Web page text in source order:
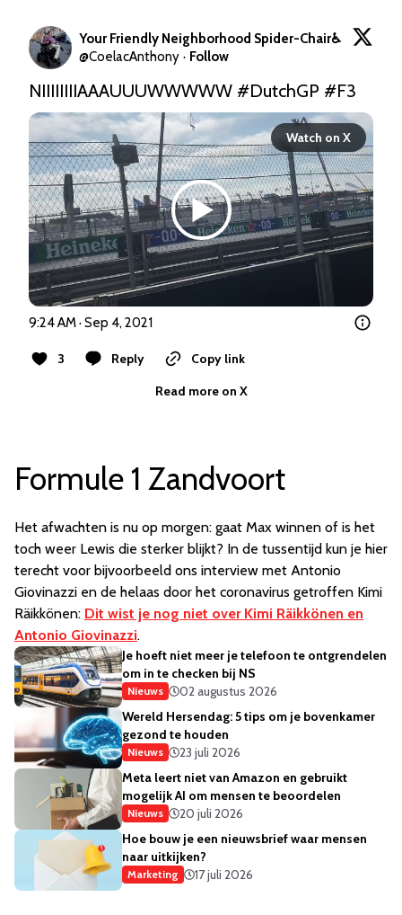
Your Friendly Neighborhood Spider-Chair♿️
@CoelacAnthony · Follow
NIIIIIIIIAAAUUUWWWWW #DutchGP #F3
Watch on X
9:24 AM · Sep 4, 2021
3 Reply
Copy link
Read more on X
Formule 1 Zandvoort
Het afwachten is nu op morgen: gaat Max winnen of is het
toch weer Lewis die sterker blijkt? In de tussentijd kun je hier
terecht voor bijvoorbeeld ons interview met Antonio
Giovinazzi en de helaas door het coronavirus getroffen Kimi
Räikkönen: Dit wist je nog niet over Kimi Räikkönen en
Antonio Giovinazzi.
Je hoeft niet meer je telefoon te ontgrendelen
om in te checken bij NS
Nieuws
02 augustus 2026
Wereld Hersendag: 5 tips om je bovenkamer
gezond te houden
Nieuws
23 juli 2026
Meta leert niet van Amazon en gebruikt
mogelijk AI om mensen te beoordelen
Nieuws
20 juli 2026
Hoe bouw je een nieuwsbrief waar mensen
naar uitkijken?
Marketing 17 juli 2026